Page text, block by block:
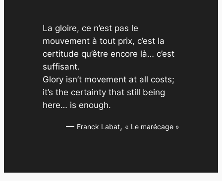
La gloire, ce n’est pas le
mouvement à tout prix, c’est la
certitude qu’être encore là… c’est
suffisant.
Glory isn’t movement at all costs;
it’s the certainty that still being
here… is enough.
— Franck Labat, « Le marécage »